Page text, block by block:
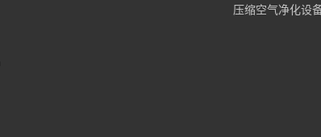
压缩空气净化设